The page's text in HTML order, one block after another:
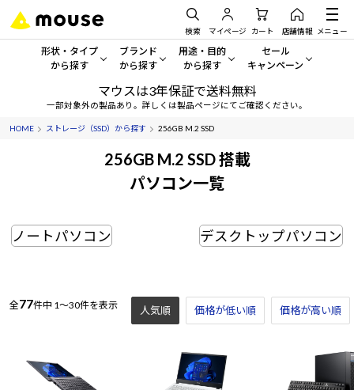
検索 マイページ カート 店舗情報 メニュー
形状・タイプ
から探す
形状・タイプから探す をすべてみる
デスクトップPC
サーバー
Windows 11
ブランド
から探す
mouse
G TUNE
Windows 11|Copilot+ PC
用途・目的
から探す
一般向けパソコン
ゲーミングPC・ゲーム向けパソコン
クリエイティブ向け
学習向けパソコン
AIおすすめパソコン
Windows 11
セール
キャンペーン
セール・キャンペー
おすすめ目玉パソコン
マウスは3年保証で送料無料
一部対象外の製品あり。詳しくは製品ページにてご確認ください。
HOME ストレージ（SSD）から探す 256GB M.2 SSD
256GB M.2 SSD 搭載
パソコン一覧
ノートパソコン デスクトップパソコン
全77件中 1～30件を表示 人気順 価格が低い順 価格が高い順